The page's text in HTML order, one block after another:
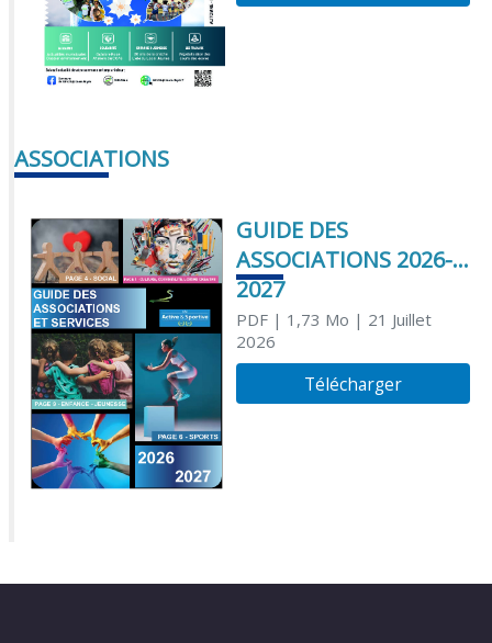
ASSOCIATIONS
GUIDE DES
ASSOCIATIONS 2026-
2027
PDF| 1,73 Mo | 21 Juillet
2026
Télécharger